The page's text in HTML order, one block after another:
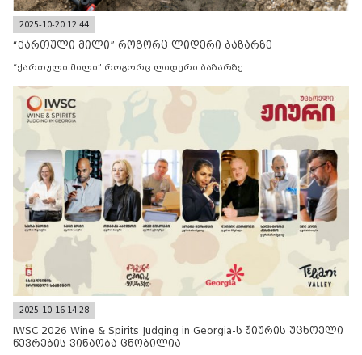
2025-10-20 12:44
“ქართული მილი” როგორც ლიდერი ბაზარზე
“ქართული მილი” როგორც ლიდერი ბაზარზე
2025-10-16 14:28
IWSC 2026 Wine & Spirits Judging in Georgia-ს ჟიურის უცხოელი
წევრების ვინაობა ცნობილია